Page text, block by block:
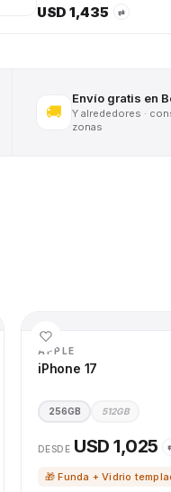
USD 1,435 ⇄
🚚
Envío gratis en
Y alrededores ·
zonas
APPLE
iPhone 17
256GB 512GB
DESDE USD 1,025
🎁 Funda + Vidrio